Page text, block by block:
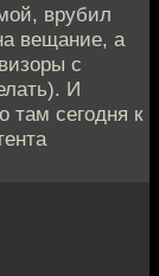
врубил
вещание, а
с
И
там сегодня к